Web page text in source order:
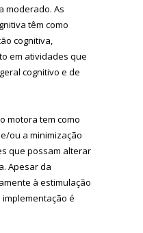
moderado. As
têm como
cognitiva,
em atividades que
cognitivo e de
motora tem como
ou a minimização
que possam alterar
Apesar da
à estimulação
é